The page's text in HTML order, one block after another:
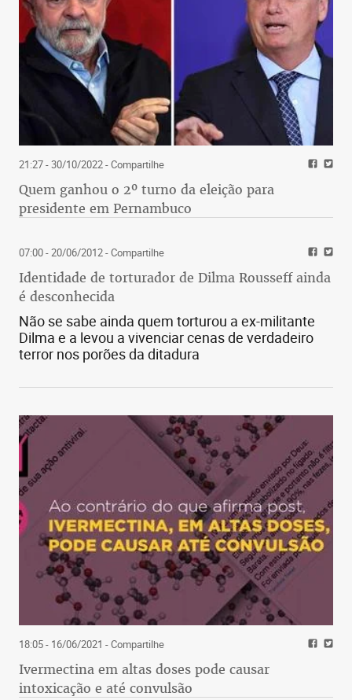
21:27 - 30/10/2022- Compartilhe
Quem ganhou o 2º turno da eleição para
presidente em Pernambuco
07:00 - 20/06/2012- Compartilhe
Identidade de torturador de Dilma Rousseff ainda
é desconhecida
Não se sabe ainda quem torturou a ex-militante
Dilma e a levou a vivenciar cenas de verdadeiro
terror nos porões da ditadura
18:05 - 16/06/2021 - Compartilhe
Ivermectina em altas doses pode causar
intoxicação e até convulsão